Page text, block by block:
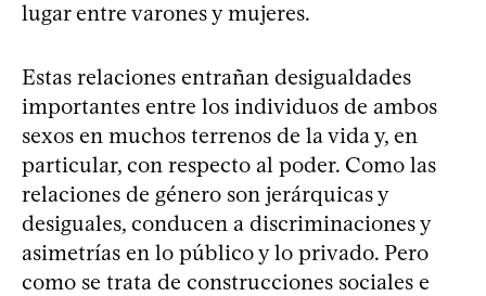
lugar entre varones y mujeres.
Estas relaciones entrañan desigualdades
importantes entre los individuos de ambos
sexos en muchos terrenos de la vida y, en
particular, con respecto al poder. Como las
relaciones de género son jerárquicas y
desiguales, conducen a discriminaciones y
asimetrías en lo público y lo privado. Pero
como se trata de construcciones sociales e